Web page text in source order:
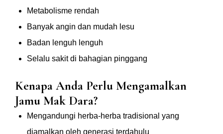
Metabolisme rendah
Banyak angin dan mudah lesu
Badan lenguh lenguh
Selalu sakit di bahagian pinggang
Kenapa Anda Perlu Mengamalkan
Jamu Mak Dara?
Mengandungi herba-herba tradisional yang
diamalkan oleh generasi terdahulu